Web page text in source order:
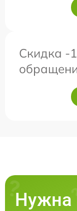
Скидка -
Нужна